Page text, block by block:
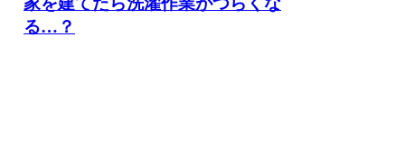
る…？